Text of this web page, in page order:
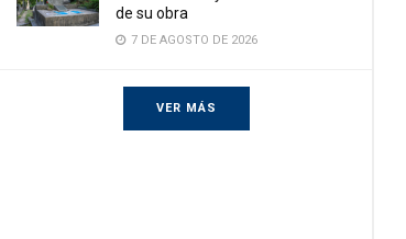
de su obra
7 DE AGOSTO DE 2026
VER MÁS